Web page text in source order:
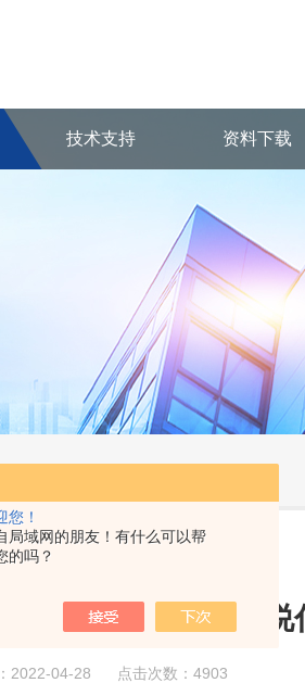
您！
局域网的朋友！有什么可以帮
的吗？
技术支持 资料下载
塘养鱼”论到底在说
2022-04-28 点击次数：4903